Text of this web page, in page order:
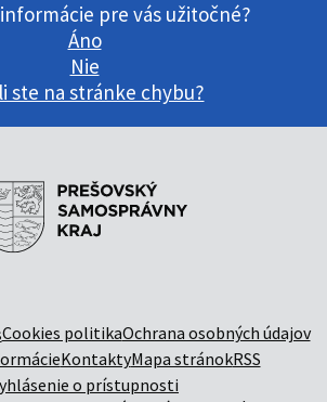
pre vás užitočné?
Áno
Nie
ste na stránke chybu?
Cookies politikaOchrana osobných údajov
KontaktyMapa stránokRSS
o prístupnosti